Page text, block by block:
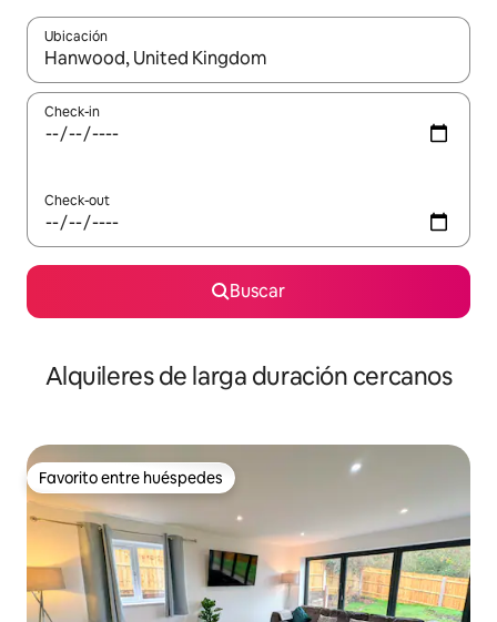
Ubicación
Cuando los resultados estén disponibles, navegá con las
Check-in
Check-out
Buscar
Alquileres de larga duración cercanos
Favorito entre huéspedes
Favorito entre huéspedes